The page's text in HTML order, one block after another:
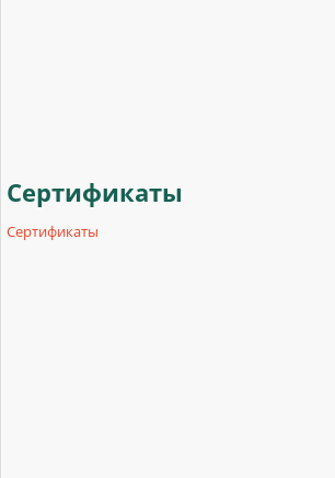
Сертификаты
Сертификаты